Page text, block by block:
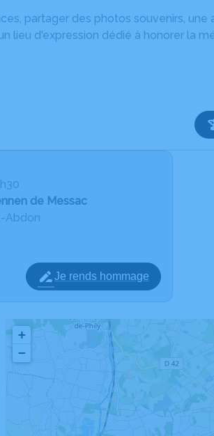
partager des photos souvenirs,
lieu d'expression dédié à honorer la
de Messac
Abdon
Je rends hommage
+
−